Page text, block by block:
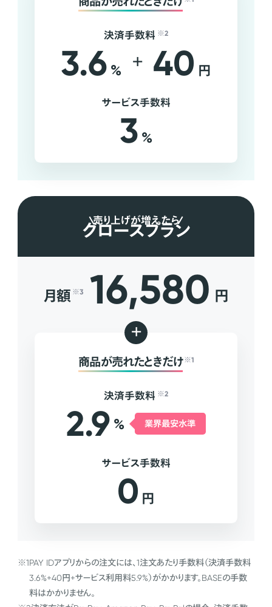
決済手数料 ※2
3.6 % + 40 円
サービス手数料
3 %
売り上げが増えたら
グロースプラン
月額 ※3 16,580 円
+
商品が売れたときだけ ※1
決済手数料 ※2
2.9 % 業界最安水準
サービス手数料
0 円
※1PAY IDアプリからの注文には、1注文あたり手数料（決済手数料
3.6%+40円+サービス利用料5.9%）がかかります。BASEの手数
料はかかりません。